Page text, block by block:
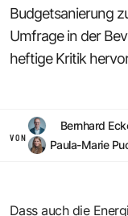
Budgetsanierung
Umfrage in der
heftige Kritik
VON
Bernhard
Paula-Marie
Dass auch die